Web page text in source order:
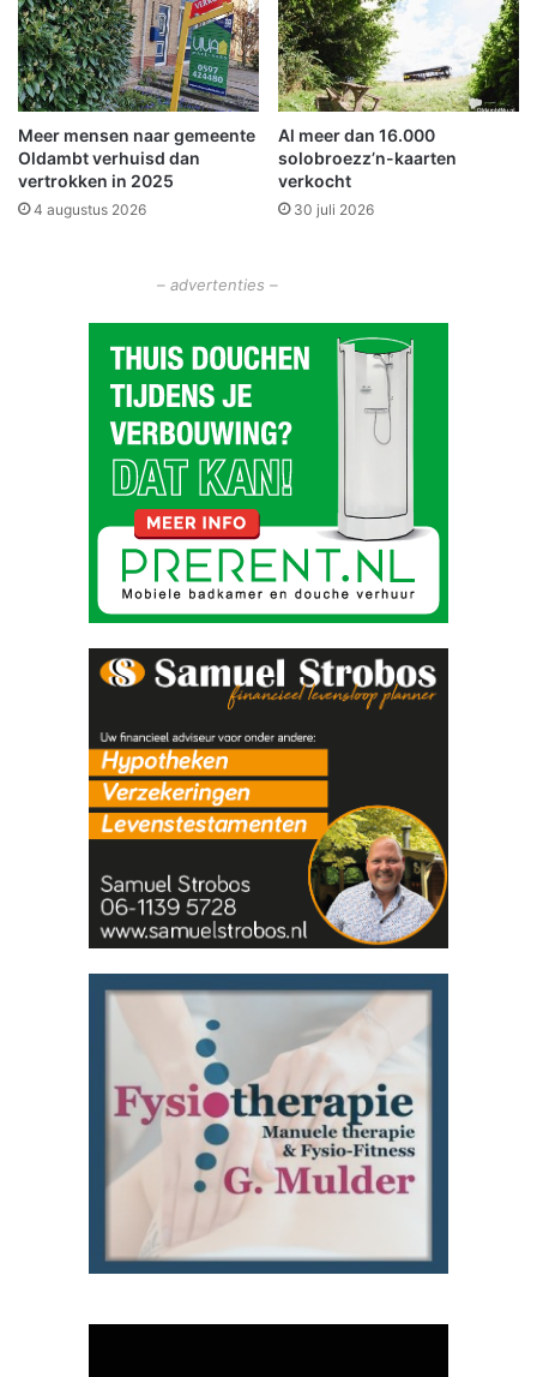
K
l
i
n
k
e
r
a
g
e
Meer mensen naar gemeente
Oldambt verhuisd dan
vertrokken in 2025
4 augustus 2026
Al meer dan 16.000
solobroezz’n-kaarten
verkocht
30 juli 2026
– advertenties –